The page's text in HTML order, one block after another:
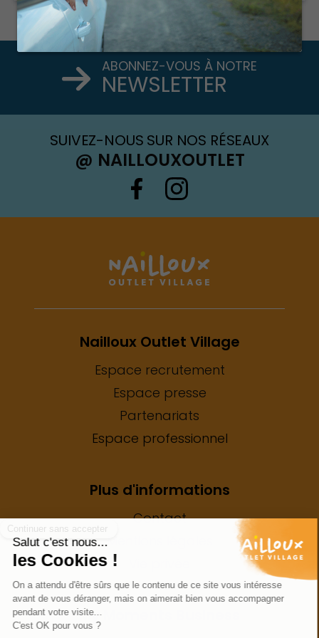
ABONNEZ-VOUS À NOTRE
NEWSLETTER
SUIVEZ-NOUS SUR NOS RÉSEAUX
@ NAILLOUXOUTLET
Nailloux Outlet Village
Espace recrutement
Espace presse
Partenariats
Espace professionnel
Plus d'informations
Contact
Mentions légales
My Moments Business